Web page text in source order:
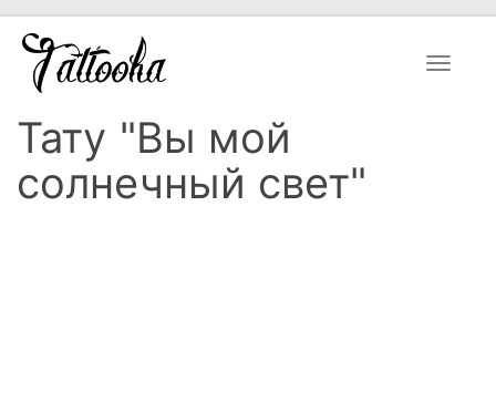
Toggle
Тату "Вы мой
солнечный свет"